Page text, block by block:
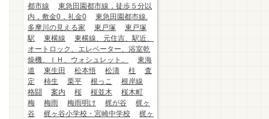
都市線
東急田園都市線，徒歩５分以
内，敷金0，礼金0
東急田園都市線.
多摩川の見える家
東戸塚
東戸塚
駅
東横線
東横線、元住吉、駅近、
オートロック、エレベーター、浴室乾
燥機、ＩＨ、ウォシュレット、
東海
道
東生田 松本悟 松濤 柱
査
定
柿生 栗平 根っこ
根岸線
格闘
案内 桜 桜並木
桜木町
梅
梅雨 梅雨明け 梶が谷
梶ヶ
谷
梶ヶ谷小学校・宮崎中学校
梶ヶ